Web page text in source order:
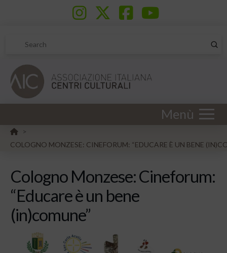
Search
Menù
HOME
>
COLOGNO MONZESE: CINEFORUM: “EDUCARE È UN BENE
Cologno Monzese: Cineforum:
“Educare è un bene
(in)comune”